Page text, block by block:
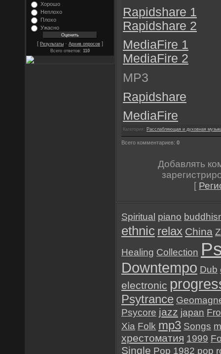
Хорошо
Неплохо
Плохо
Ужасно
[ Результаты · Архив опросов ]
Всего ответов: 110
Rapidshare 1
Rapidshare 2
MediaFire 1
MediaFire 2
MP3
Rapidshare
MediaFire
Категория: Расслабляющая и духовная
Всего комментариев: 0
Добавлять
[
Spiritual piano
ethnic relax China
Healing Collection
Downtempo Dub
electronic
Psytrance
Psycore jazz japan
Xia Folk mp3 Songs
хрестоматия 1999
Single Pop 1982 pop